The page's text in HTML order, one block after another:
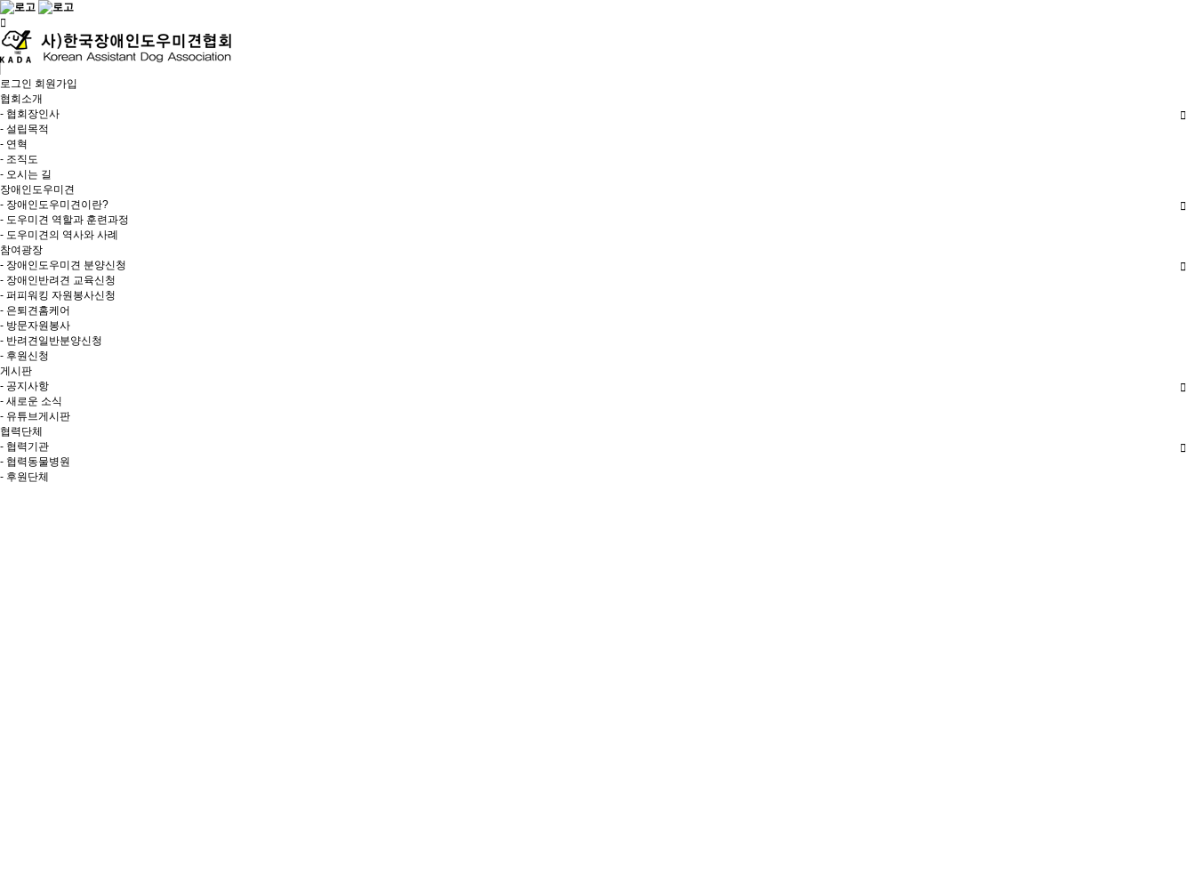
로그인 회원가입
협회소개
- 협회장인사
- 설립목적
- 연혁
- 조직도
- 오시는 길
장애인도우미견
- 장애인도우미견이란?
- 도우미견 역할과 훈련과정
- 도우미견의 역사와 사례
참여광장
- 장애인도우미견 분양신청
- 장애인반려견 교육신청
- 퍼피워킹 자원봉사신청
- 은퇴견홈케어
- 방문자원봉사
- 반려견일반분양신청
- 후원신청
게시판
- 공지사항
- 새로운 소식
- 유튜브게시판
협력단체
- 협력기관
- 협력동물병원
- 후원단체